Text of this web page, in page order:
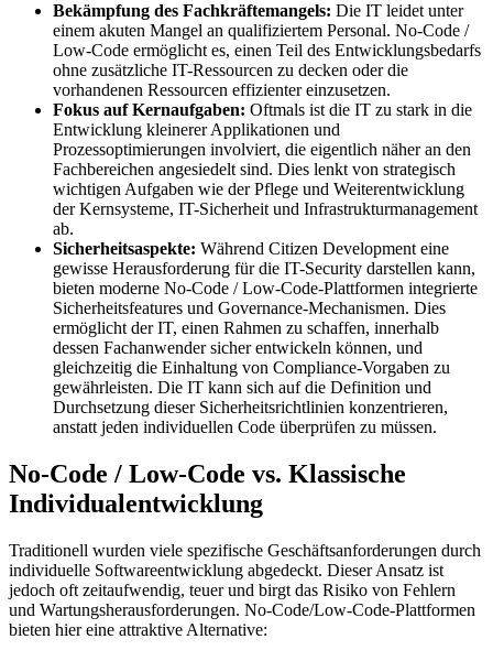
Bekämpfung des Fachkräftemangels: Die IT leidet unter
einem akuten Mangel an qualifiziertem Personal. No-Code /
Low-Code ermöglicht es, einen Teil des Entwicklungsbedarfs
ohne zusätzliche IT-Ressourcen zu decken oder die
vorhandenen Ressourcen effizienter einzusetzen.
Fokus auf Kernaufgaben: Oftmals ist die IT zu stark in die
Entwicklung kleinerer Applikationen und
Prozessoptimierungen involviert, die eigentlich näher an den
Fachbereichen angesiedelt sind. Dies lenkt von strategisch
wichtigen Aufgaben wie der Pflege und Weiterentwicklung
der Kernsysteme, IT-Sicherheit und Infrastrukturmanagement
ab.
Sicherheitsaspekte: Während Citizen Development eine
gewisse Herausforderung für die IT-Security darstellen kann,
bieten moderne No-Code / Low-Code-Plattformen integrierte
Sicherheitsfeatures und Governance-Mechanismen. Dies
ermöglicht der IT, einen Rahmen zu schaffen, innerhalb
dessen Fachanwender sicher entwickeln können, und
gleichzeitig die Einhaltung von Compliance-Vorgaben zu
gewährleisten. Die IT kann sich auf die Definition und
Durchsetzung dieser Sicherheitsrichtlinien konzentrieren,
anstatt jeden individuellen Code überprüfen zu müssen.
No-Code / Low-Code vs. Klassische
Individualentwicklung
Traditionell wurden viele spezifische Geschäftsanforderungen durch
individuelle Softwareentwicklung abgedeckt. Dieser Ansatz ist
jedoch oft zeitaufwendig, teuer und birgt das Risiko von Fehlern
und Wartungsherausforderungen. No-Code/Low-Code-Plattformen
bieten hier eine attraktive Alternative: